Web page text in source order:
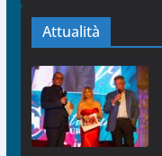
Attualità